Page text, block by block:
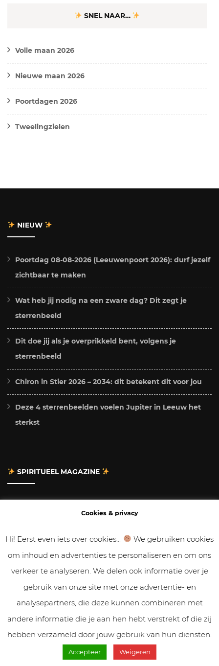
SNEL NAAR…
Volle maan 2026
Nieuwe maan 2026
Poortdagen 2026
Tweelingzielen
NIEUW
Poortdag 08-08-2026 (Leeuwenpoort 2026): durf jezelf
zichtbaar te maken
Wat heb jij nodig na een zware dag? Dit zegt je
sterrenbeeld
Dit doe jij als je overprikkeld bent, volgens je
sterrenbeeld
Chiron in Stier 2026 – 2034: dit betekent dit voor jou
Deze 4 sterrenbeelden voelen Jupiter in Leeuw het
sterkst
SPIRITUEEL MAGAZINE
Gastbloggen
Samenwerken
Cookies & Privacy
© VolleMaanKalender.nl 2019 - 2025 // NadiZoetebier.nl //
Cookies & privacy
Hi! Eerst even iets over cookies...
We gebruiken cookies
om inhoud en advertenties te personaliseren en om ons
verkeer te analyseren. We delen ook informatie over je
gebruik van onze site met onze advertentie- en
analysepartners, die deze kunnen combineren met
andere informatie die je aan hen hebt verstrekt of die zij
hebben verzameld door jouw gebruik van hun diensten.
Accepteer Weigeren